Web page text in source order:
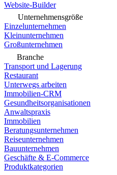
Website-Builder
Unternehmensgröße
Einzelunternehmen
Kleinunternehmen
Großunternehmen
Branche
Transport und Lagerung
Restaurant
Unterwegs arbeiten
Immobilien-CRM
Gesundheitsorganisationen
Anwaltspraxis
Immobilien
Beratungsunternehmen
Reiseunternehmen
Bauunternehmen
Geschäfte & E-Commerce
Produktkategorien